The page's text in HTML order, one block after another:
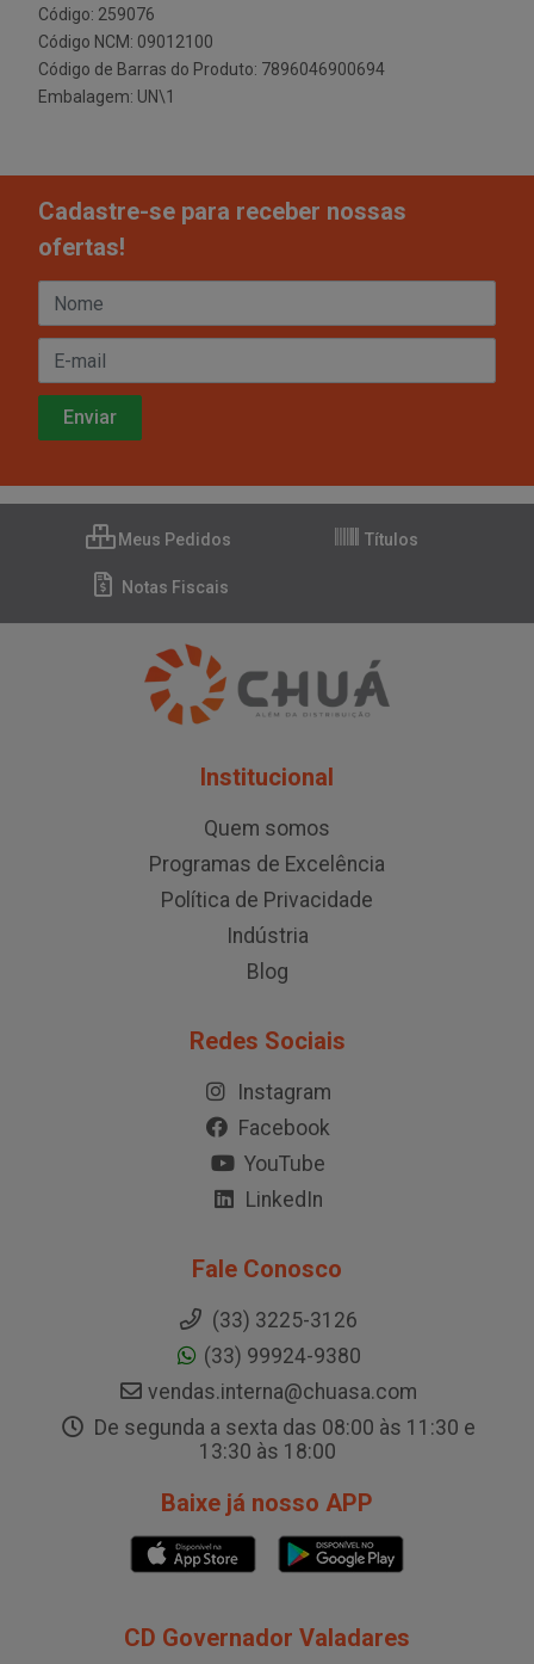
Código: 259076
Código NCM: 09012100
Código de Barras do Produto: 7896046900694
Embalagem: UN\1
Cadastre-se para receber nossas
ofertas!
Meus Pedidos Títulos
Notas Fiscais
Institucional
Quem somos
Programas de Excelência
Política de Privacidade
Indústria
Blog
Redes Sociais
Instagram
Facebook
YouTube
LinkedIn
Fale Conosco
(33) 3225-3126
(33) 99924-9380
vendas.interna@chuasa.com
De segunda a sexta das 08:00 às 11:30 e
13:30 às 18:00
Baixe já nosso APP
CD Governador Valadares